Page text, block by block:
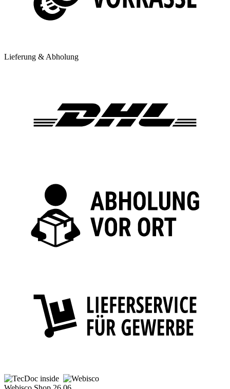
Lieferung & Abholung